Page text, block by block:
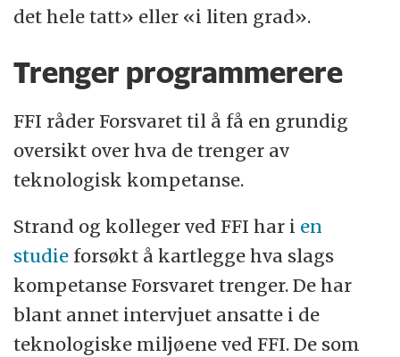
det hele tatt» eller «i liten grad».
Trenger programmerere
FFI råder Forsvaret til å få en grundig
oversikt over hva de trenger av
teknologisk kompetanse.
Strand og kolleger ved FFI har i en
studie forsøkt å kartlegge hva slags
kompetanse Forsvaret trenger. De har
blant annet intervjuet ansatte i de
teknologiske miljøene ved FFI. De som